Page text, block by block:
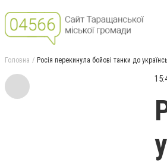
Головна Росія перекинула бойові танки до